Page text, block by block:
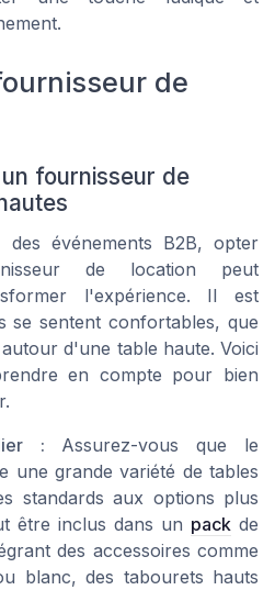
de
fournisseur de
des événements B2B, opter
de location peut
l'expérience. Il est
se sentent confortables, que
d'une table haute. Voici
en compte pour bien
: Assurez-vous que le
une grande variété de tables
standards aux options plus
être inclus dans un pack de
des accessoires comme
blanc, des tabourets hauts